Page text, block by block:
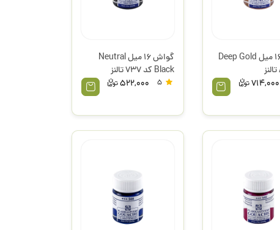
گواش 16 میل Deep Gold
714,000
گواش 16 میل Neutral
Black کد 737 تالنز
5
522,000